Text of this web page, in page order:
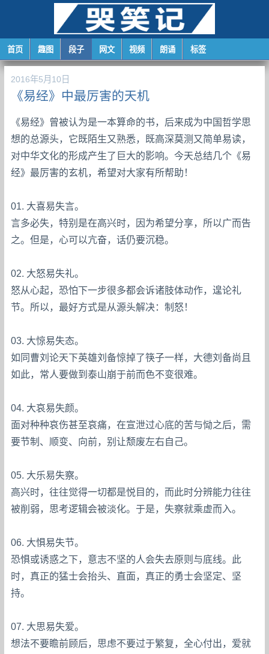
首页 趣图 段子 网文 视频 朗诵 标签
2016年5月10日
《易经》中最厉害的天机
《易经》曾被认为是一本算命的书，后来成为中国哲学思
想的总源头，它既陌生又熟悉，既高深莫测又简单易读，
对中华文化的形成产生了巨大的影响。今天总结几个《易
经》最厉害的玄机，希望对大家有所帮助！
01. 大喜易失言。
言多必失，特别是在高兴时，因为希望分享，所以广而告
之。但是，心可以亢奋，话仍要沉稳。
02. 大怒易失礼。
怒从心起，恐怕下一步很多都会诉诸肢体动作，遑论礼
节。所以，最好方式是从源头解决：制怒！
03. 大惊易失态。
如同曹刘论天下英雄刘备惊掉了筷子一样，大德刘备尚且
如此，常人要做到泰山崩于前而色不变很难。
04. 大哀易失颜。
面对种种哀伤甚至哀痛，在宣泄过心底的苦与恸之后，需
要节制、顺变、向前，别让颓废左右自己。
05. 大乐易失察。
高兴时，往往觉得一切都是悦目的，而此时分辨能力往往
被削弱，思考逻辑会被淡化。于是，失察就乘虚而入。
06. 大惧易失节。
恐惧或诱惑之下，意志不坚的人会失去原则与底线。此
时，真正的猛士会抬头、直面，真正的勇士会坚定、坚
持。
07. 大思易失爱。
想法不要瞻前顾后，思虑不要过于繁复，全心付出，爱就